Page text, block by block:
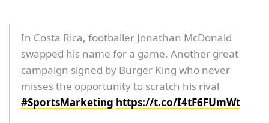
In Costa Rica, footballer Jonathan McDonald
swapped his name for a game. Another great
campaign signed by Burger King who never
misses the opportunity to scratch his rival
#SportsMarketing https://t.co/I4tF6FUmWt